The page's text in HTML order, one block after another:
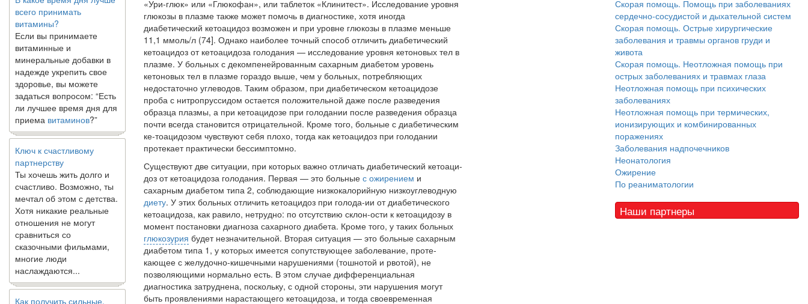
витамины?
Если вы принимаете
витаминные и
минеральные добавки в
надежде укрепить свое
здоровье, вы можете
задаться вопросом: “Есть
ли лучшее время дня для
приемавитаминов?”
Ключ к счастливому
партнерству
Ты хочешь жить долго и
счастливо. Возможно, ты
мечтал об этом с детства.
Хотя никакие реальные
отношения не могут
сравниться со
сказочными фильмами,
многие люди
наслаждаются...
Как получить сильные,
«Ури-глюк» или «Глюкофан», или таблеток «Клинитест». Исследование уровня
глюкозы в плазме также может помочь в диагности­ке, хотя иногда
диабетический кетоацидоз возможен и при уровне глюкозы в плазме меньше
11,1 ммоль/л (74]. Однако наибо­лее точный способ отличить диабетиче­ский
кетоацидоз от кетоацидоза голода­ния — исследование уровня кетоновых тел в
плазме. У больных с декомпенейрован­ным сахарным диабетом уровень
кетоно­вых тел в плазме гораздо выше, чем у боль­ных, потребляющих
недостаточно углево­дов. Таким образом, при диабетическом кетоацидозе
проба с нитропруссидом ос­тается положительной даже после разве­дения
образца плазмы, а при кетоацидозе при голодании после разведения образца
почти всегда становится отрицательной. Кроме того, больные с диабетическим
ке-тоацидозом чувствуют себя плохо, тогда как кетоацидоз при голодании
протекает практически бессимптомно.
Существуют две ситуации, при которых важно отличать диабетический кетоаци­
доз от кетоацидоза голодания. Первая — это больные с ожирением и
сахарным диа­бетом типа 2, соблюдающие низкокало­рийную низкоуглеводную
диету. У этих больных отличить кетоацидоз при голода-ии от диабетического
кетоацидоза, как равило, нетрудно: по отсутствию склон-ости к кетоацидозу в
момент постановки диагноза сахарного диабета. Кроме того, у таких больных
глюкозурия будет незначительной. Вторая ситуация — это больные сахарным
диабетом типа 1, у которых име­ется сопутствующее заболевание, проте­
кающее с желудочно-кишечными наруше­ниями (тошнотой и рвотой), не
позволяю­щими нормально есть. В этом случае диф­ференциальная
диагностика затруднена, поскольку, с одной стороны, эти наруше­ния могут
быть проявлениями нарастаю­щего кетоацидоза, и тогда своевременная
Скорая помощь. Помощь при заболеваниях
сердечно-сосудистой и дыхательной систем
Скорая помощь. Острые хирургические
заболевания и травмы органов груди и
живота
Скорая помощь. Неотложная помощь при
острых заболеваниях и травмах глаза
Неотложная помощь при психических
заболеваниях
Неотложная помощь при термических,
ионизирующих и комбинированных
поражениях
Заболевания надпочечников
Неонатология
Ожирение
По реаниматологии
Наши партнеры